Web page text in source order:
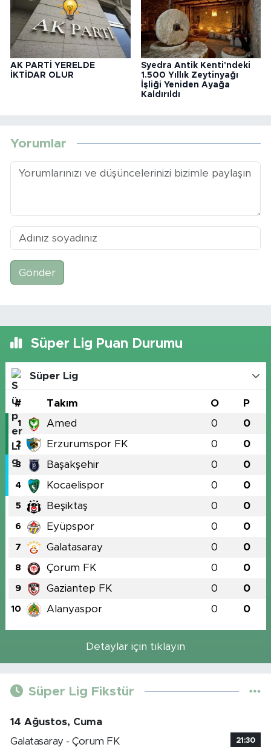
AK PARTİ YERELDE
İKTİDAR OLUR
Syedra Antik Kenti'ndeki
1.500 Yıllık Zeytinyağı
İşliği Yeniden Ayağa
Kaldırıldı
Yorumlar
Gönder
Süper Lig Puan Durumu
Süper Lig
# Takım O P
1 Amed 0 0
2 Erzurumspor FK 0 0
3 Başakşehir 0 0
4 Kocaelispor 0 0
5 Beşiktaş 0 0
6 Eyüpspor 0 0
7 Galatasaray 0 0
8 Çorum FK 0 0
9 Gaziantep FK 0 0
10 Alanyaspor 0 0
Detaylar için tıklayın
Süper Lig Fikstür
14 Ağustos, Cuma
Galatasaray - Çorum FK
21:30